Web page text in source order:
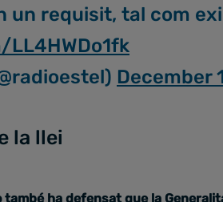
un requisit, tal com
December
la llei
també ha defensat que la